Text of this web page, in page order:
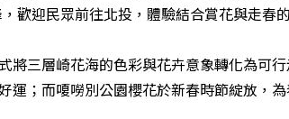
歡迎民眾前往北投，體驗結合賞花與走春
將三層崎花海的色彩與花卉意象轉化為可
運；而嗄嘮別公園櫻花於新春時節綻放，